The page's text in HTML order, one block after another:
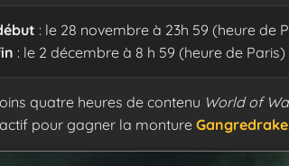
: le 28 novembre à 23h 59 (heure de
: le 2 décembre à 8 h 59 (heure de Paris)
quatre heures de contenu World of
pour gagner la monture Gangredrake